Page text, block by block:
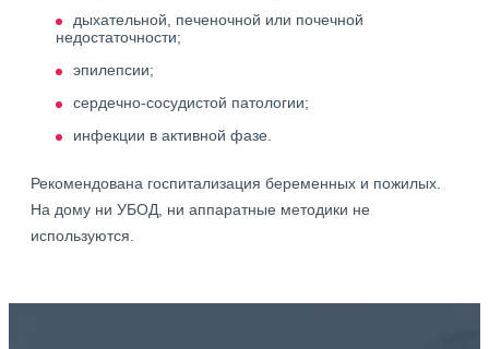
дыхательной, печеночной или почечной
недостаточности;
эпилепсии;
сердечно-сосудистой патологии;
инфекции в активной фазе.
Рекомендована госпитализация беременных и пожилых.
На дому ни УБОД, ни аппаратные методики не
используются.